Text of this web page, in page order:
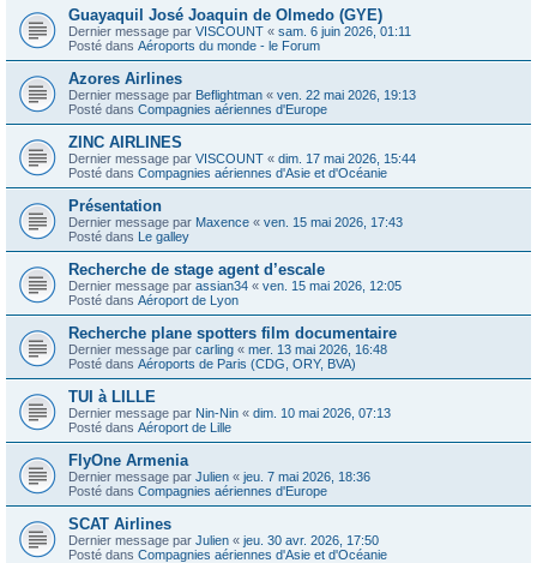
Guayaquil José Joaquin de Olmedo (GYE)
Dernier message par VISCOUNT « sam. 6 juin 2026, 01:11
Posté dans Aéroports du monde - le Forum
Azores Airlines
Dernier message par Beflightman « ven. 22 mai 2026, 19:13
Posté dans Compagnies aériennes d'Europe
ZINC AIRLINES
Dernier message par VISCOUNT « dim. 17 mai 2026, 15:44
Posté dans Compagnies aériennes d'Asie et d'Océanie
Présentation
Dernier message par Maxence « ven. 15 mai 2026, 17:43
Posté dans Le galley
Recherche de stage agent d’escale
Dernier message par assian34 « ven. 15 mai 2026, 12:05
Posté dans Aéroport de Lyon
Recherche plane spotters film documentaire
Dernier message par carling « mer. 13 mai 2026, 16:48
Posté dans Aéroports de Paris (CDG, ORY, BVA)
TUI à LILLE
Dernier message par Nin-Nin « dim. 10 mai 2026, 07:13
Posté dans Aéroport de Lille
FlyOne Armenia
Dernier message par Julien « jeu. 7 mai 2026, 18:36
Posté dans Compagnies aériennes d'Europe
SCAT Airlines
Dernier message par Julien « jeu. 30 avr. 2026, 17:50
Posté dans Compagnies aériennes d'Asie et d'Océanie